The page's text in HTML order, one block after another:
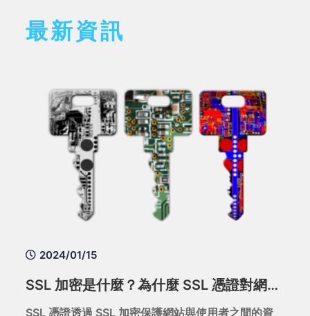
最新資訊
2024/01/15
SSL 加密是什麼？為什麼 SSL 憑證對網站至關重要？全面解析 HTTPS 安全機制
SSL 憑證透過 SSL 加密保護網站與使用者之間的資